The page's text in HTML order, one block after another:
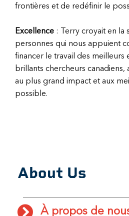
frontières et de redéfinir le
Excellence : Terry croyait en la
personnes qui nous appuient
financer le travail des meilleurs
brillants chercheurs canadiens,
au plus grand impact et aux
possible.
About Us
À propos de